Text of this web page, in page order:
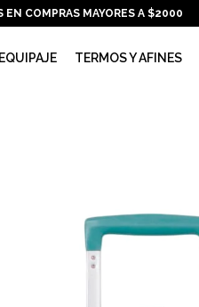
EQUIPAJE TERMOS Y AFINES
EN COMPRAS MAYORES A $2000